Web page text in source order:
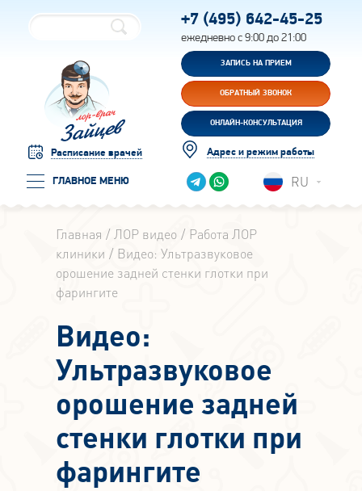
Расписание врачей
ГЛАВНОЕ МЕНЮ
+7 (495) 642-45-25
ежедневно с 9:00 до 21:00
ЗАПИСЬ НА ПРИЕМ
ОБРАТНЫЙ ЗВОНОК
ОНЛАЙН-КОНСУЛЬТАЦИЯ
Адрес и режим работы
RU
Главная ЛОР видео
Работа ЛОР
клиники
Видео: Ультразвуковое
орошение задней стенки глотки при
фарингите
Видео:
Ультразвуковое
орошение задней
стенки глотки при
фарингите